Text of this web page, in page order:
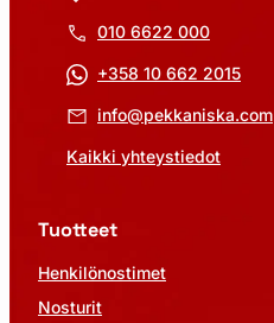
010 6622 000
+358 10 662 2015
info@pekkaniska.com
Kaikki yhteystiedot
Tuotteet
Henkilönostimet
Nosturit